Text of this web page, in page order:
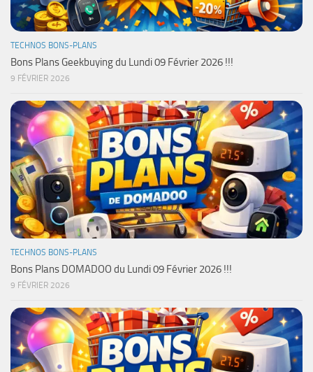
TECHNOS BONS-PLANS
Bons Plans Geekbuying du Lundi 09 Février 2026 !!!
9 FÉVRIER 2026
TECHNOS BONS-PLANS
Bons Plans DOMADOO du Lundi 09 Février 2026 !!!
9 FÉVRIER 2026